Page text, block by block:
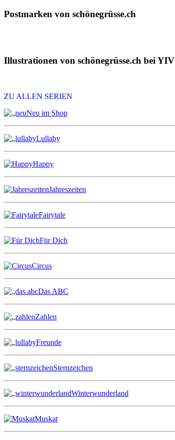
Postmarken von schönegrüsse.ch
Illustrationen von schönegrüsse.ch bei YIV
ZU ALLEN SERIEN
Neu im Shop
Lullaby
Happy
Jahreszeiten
Fairytale
Für Dich
Circus
Das ABC
Zahlen
Freunde
Sternzeichen
Winterwunderland
Muskat